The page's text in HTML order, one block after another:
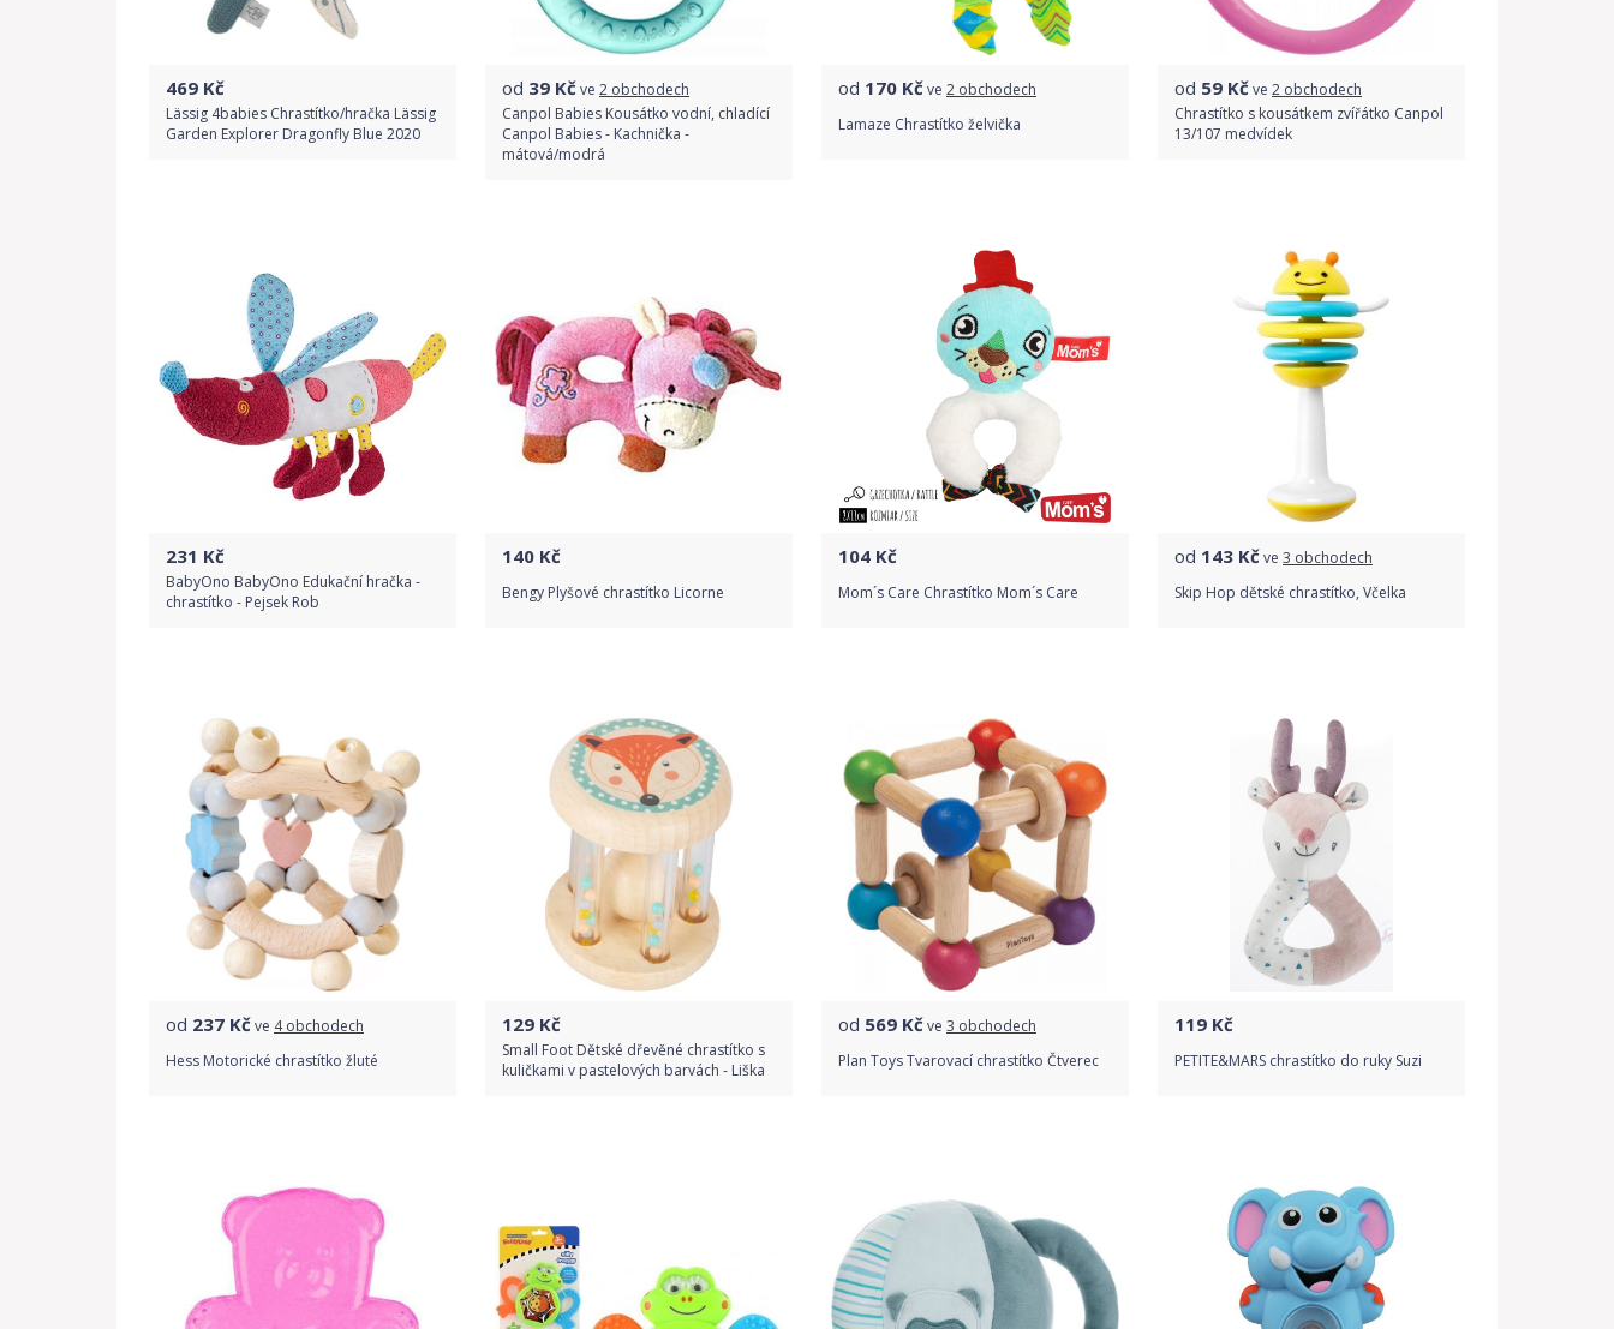
469 Kč
Lässig 4babies Chrastítko/hračka Lässig
Garden Explorer Dragonfly Blue 2020
od 39 Kčve 2 obchodech
Canpol Babies Kousátko vodní, chladící
Canpol Babies - Kachnička -
mátová/modrá
od 170 Kčve 2 obchodech
Lamaze Chrastítko želvička
od 59 Kčve 2 obchodech
Chrastítko s kousátkem zvířátko Canpol
13/107 medvídek
231 Kč
BabyOno BabyOno Edukační hračka -
chrastítko - Pejsek Rob
Detail produktu
140 Kč
Bengy Plyšové chrastítko Licorne
Detail produktu
104 Kč
Mom´s Care Chrastítko Mom´s Care
Detail produktu
od 143 Kčve 3 obchodech
Skip Hop dětské chrastítko, Včelka
od 237 Kčve 4 obchodech
Hess Motorické chrastítko žluté
129 Kč
Small Foot Dětské dřevěné chrastítko s
kuličkami v pastelových barvách - Liška
od 569 Kčve 3 obchodech
Plan Toys Tvarovací chrastítko Čtverec
119 Kč
PETITE&MARS chrastítko do ruky Suzi
Detail produktu